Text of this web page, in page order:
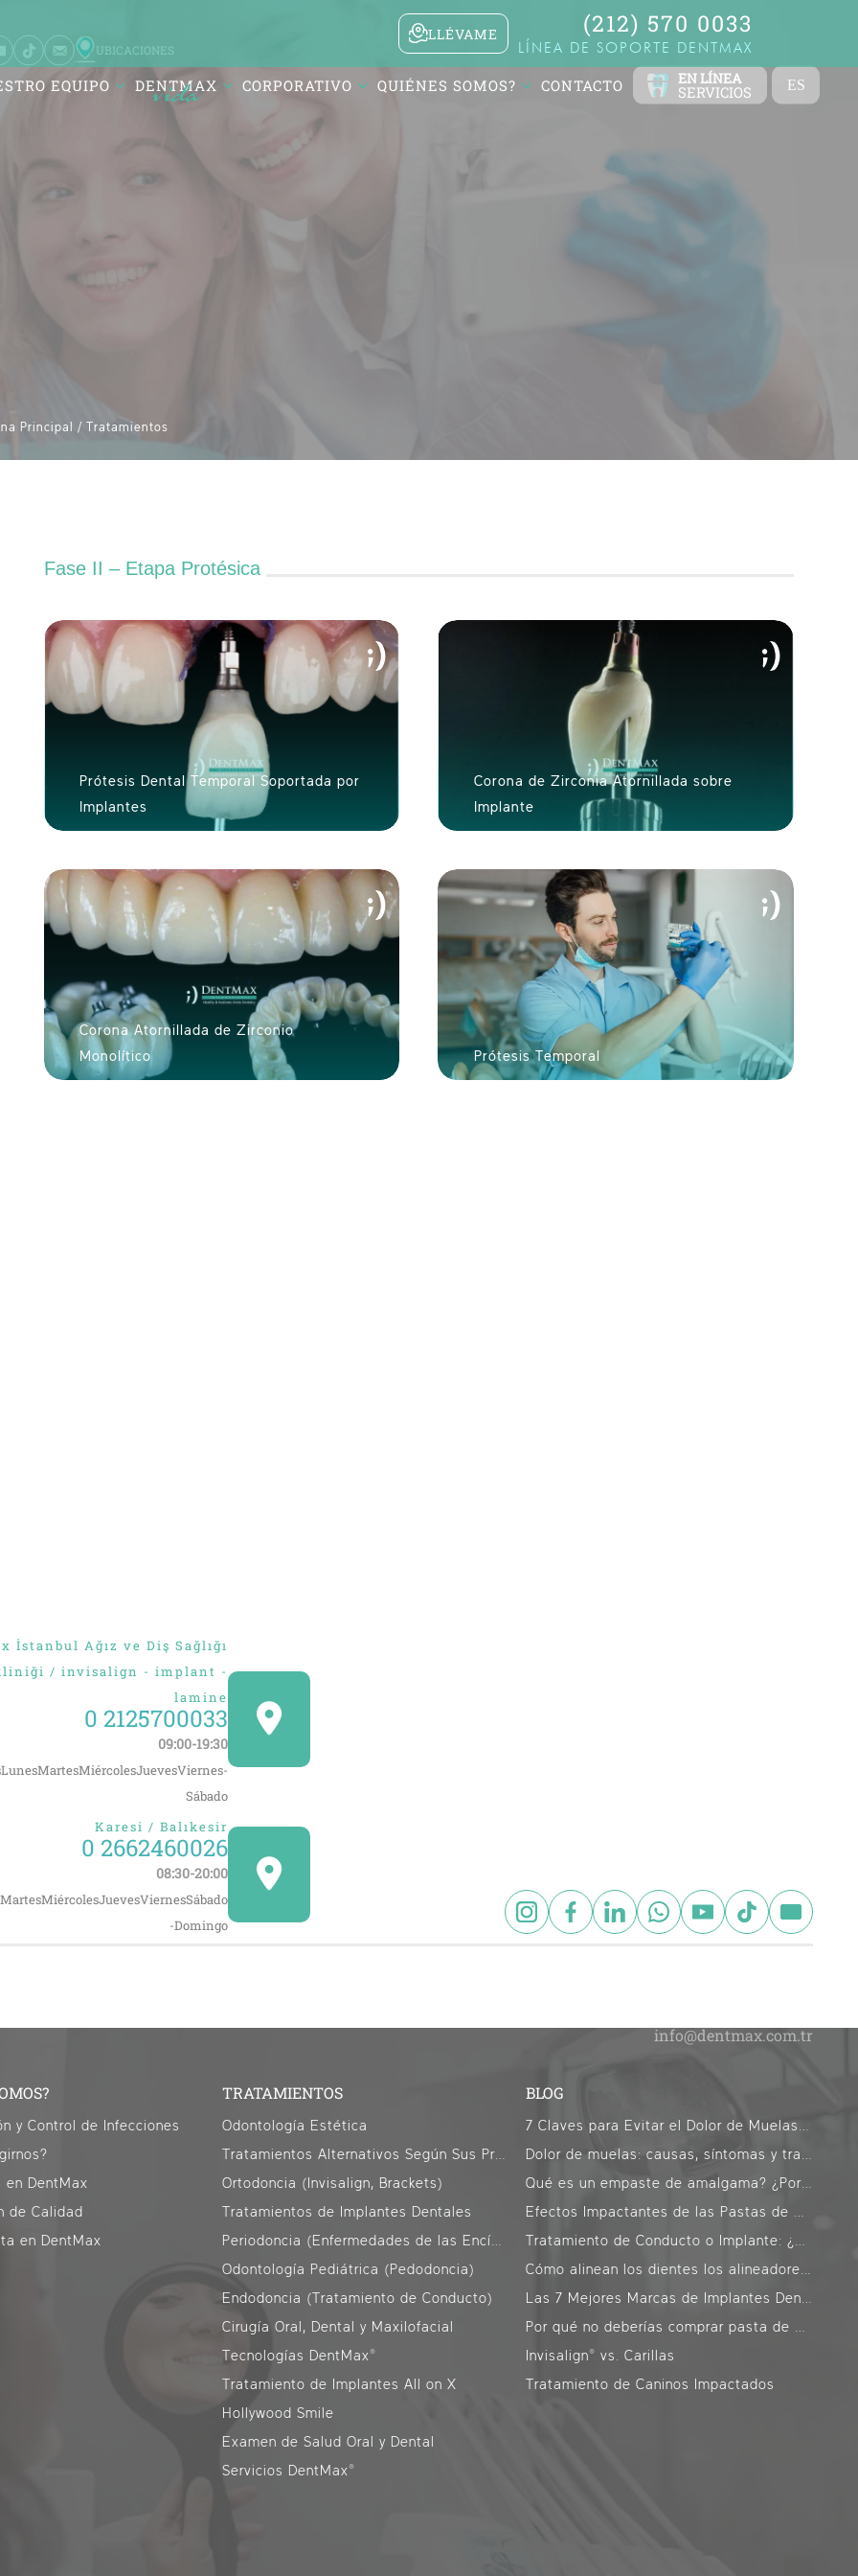
Principal / Tratamientos
LLÉVAME (212) 570 0033
LÍNEA DE SOPORTE DENTMAX
EQUIPO DENTMAX CORPORATIVO QUIÉNES SOMOS? CONTACTO EN LÍNEA
SERVICIOS ES
UBICACIONES
LÍNEA
Fase II – Etapa Protésica
Prótesis Dental Temporal Soportada por
Implantes
Corona de Zirconia Atornillada sobre
Implante
Corona Atornillada de Zirconio
Monolítico
Prótesis Temporal
İstanbul Ağız ve Diş Sağlığı
/ invisalign - implant -
lamine
0 2125700033
09:00-19:30
Sábado
Karesi / Balıkesir
0 2662460026
08:30-20:00
-Domingo
y Control de Infecciones
en DentMax
de Calidad
en DentMax
TRATAMIENTOS
Odontología Estética
Tratamientos Alternativos Según Sus Preocupaciones
Ortodoncia (Invisalign, Brackets)
Tratamientos de Implantes Dentales
Periodoncia (Enfermedades de las Encías)
Odontología Pediátrica (Pedodoncia)
Endodoncia (Tratamiento de Conducto)
Cirugía Oral, Dental y Maxilofacial
Tecnologías DentMax®
Tratamiento de Implantes All on X
Hollywood Smile
Examen de Salud Oral y Dental
Servicios DentMax®
BLOG
7 Claves para Evitar el Dolor de Muelas en Ramadán
Dolor de muelas: causas, síntomas y tratamientos efectivos
Qué es un empaste de amalgama? ¿Por qué está prohibido?
Efectos Impactantes de las Pastas de Dientes Blanqueadoras en el Esmalte Dental!
Tratamiento de Conducto o Implante: ¿Cuál es el Mejor para Usted?
Cómo alinean los dientes los alineadores transparentes?
Las 7 Mejores Marcas de Implantes Dentales y Costos: Ranking Actualizado
Por qué no deberías comprar pasta de dientes sin flúor
Invisalign® vs. Carillas
Tratamiento de Caninos Impactados